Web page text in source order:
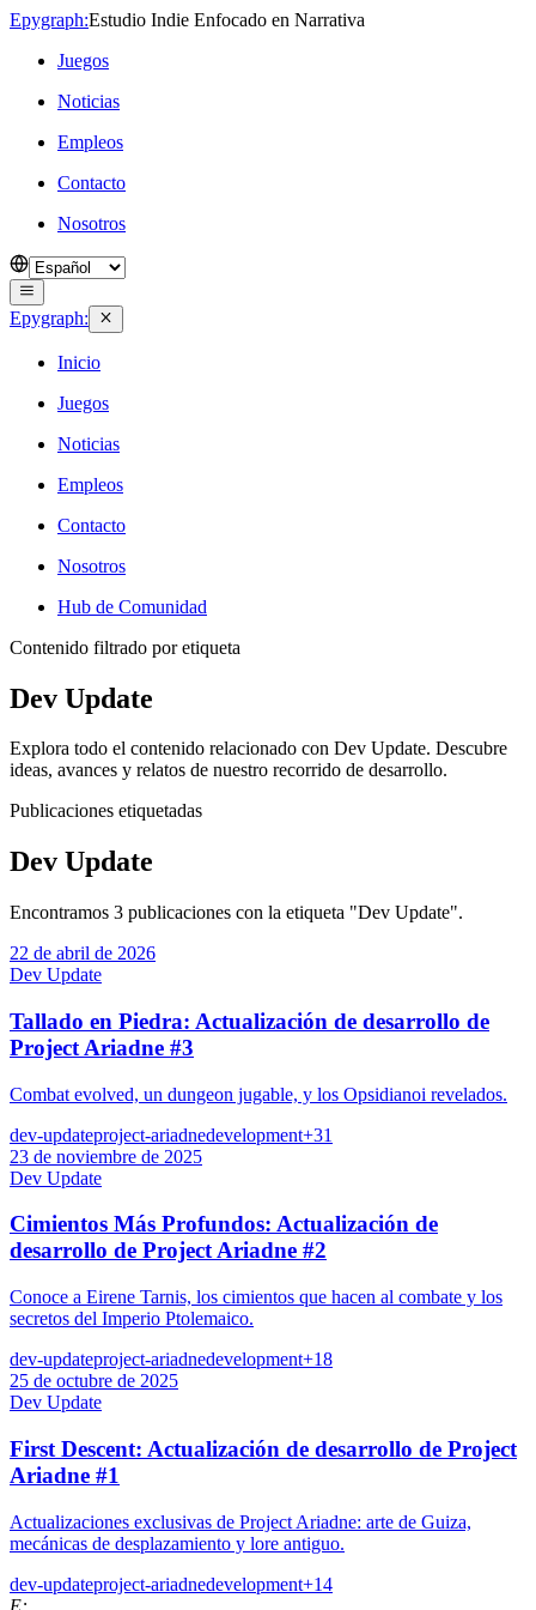
Epygraph:Estudio Indie Enfocado en Narrativa
Juegos
Noticias
Empleos
Contacto
Nosotros
Epygraph:
Inicio
Juegos
Noticias
Empleos
Contacto
Nosotros
Hub de Comunidad
Contenido filtrado por etiqueta
Dev Update
Explora todo el contenido relacionado con Dev Update. Descubre
ideas, avances y relatos de nuestro recorrido de desarrollo.
Publicaciones etiquetadas
Dev Update
Encontramos 3 publicaciones con la etiqueta "Dev Update".
22 de abril de 2026
Dev Update
Tallado en Piedra: Actualización de desarrollo de
Project Ariadne #3
Combat evolved, un dungeon jugable, y los Opsidianoi revelados.
dev-updateproject-ariadnedevelopment+31
23 de noviembre de 2025
Dev Update
Cimientos Más Profundos: Actualización de
desarrollo de Project Ariadne #2
Conoce a Eirene Tarnis, los cimientos que hacen al combate y los
secretos del Imperio Ptolemaico.
dev-updateproject-ariadnedevelopment+18
25 de octubre de 2025
Dev Update
First Descent: Actualización de desarrollo de Project
Ariadne #1
Actualizaciones exclusivas de Project Ariadne: arte de Guiza,
mecánicas de desplazamiento y lore antiguo.
dev-updateproject-ariadnedevelopment+14
E: